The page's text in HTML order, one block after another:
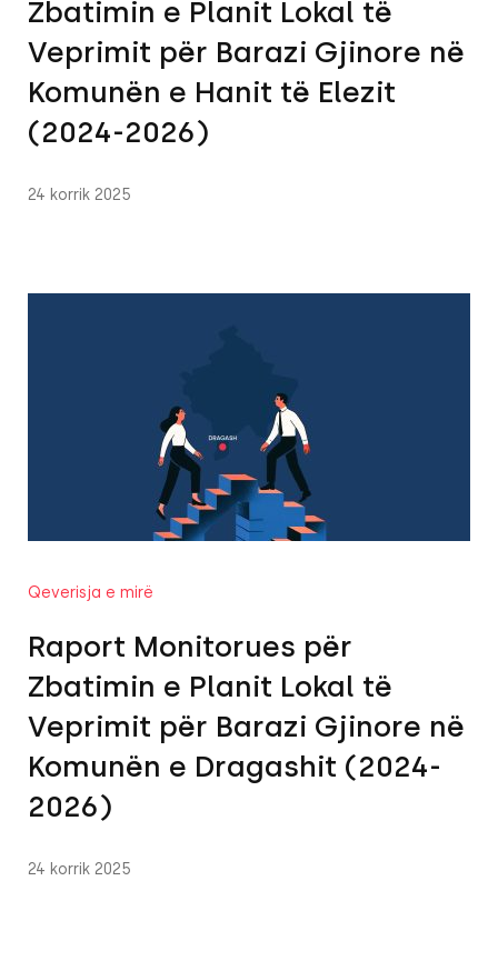
Zbatimin e Planit Lokal të
Veprimit për Barazi Gjinore në
Komunën e Hanit të Elezit
(2024-2026)
24 korrik 2025
Qeverisja e mirë
Raport Monitorues për
Zbatimin e Planit Lokal të
Veprimit për Barazi Gjinore në
Komunën e Dragashit (2024-
2026)
24 korrik 2025